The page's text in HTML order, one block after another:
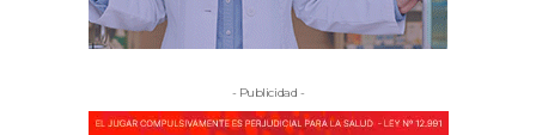
- Publicidad -